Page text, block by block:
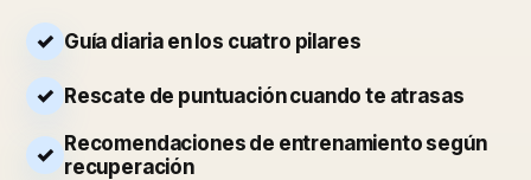
Guía diaria en los cuatro pilares
Rescate de puntuación cuando te atrasas
Recomendaciones de entrenamiento según
recuperación